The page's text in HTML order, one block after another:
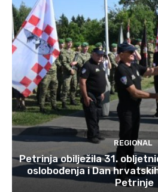
REGIONAL
Petrinja obilježila 31.
oslobođenja i Dan
Petrinje